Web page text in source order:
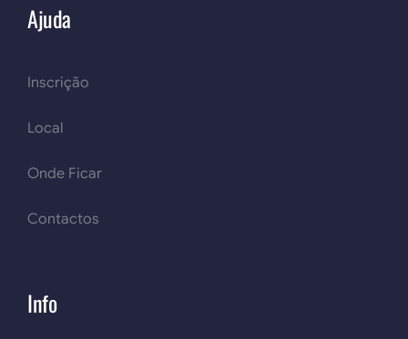
Ajuda
Inscrição
Local
Onde Ficar
Contactos
Info